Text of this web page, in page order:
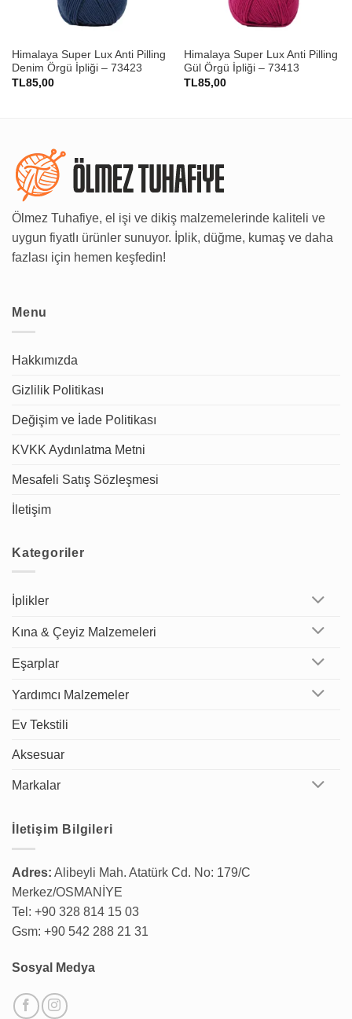
Himalaya Super Lux Anti Pilling
Denim Örgü İpliği – 73423
TL85,00
Himalaya Super Lux Anti Pilling
Gül Örgü İpliği – 73413
TL85,00
Ölmez Tuhafiye, el işi ve dikiş malzemelerinde kaliteli ve
uygun fiyatlı ürünler sunuyor. İplik, düğme, kumaş ve daha
fazlası için hemen keşfedin!
Menu
Hakkımızda
Gizlilik Politikası
Değişim ve İade Politikası
KVKK Aydınlatma Metni
Mesafeli Satış Sözleşmesi
İletişim
Kategoriler
İplikler
Kına & Çeyiz Malzemeleri
Eşarplar
Yardımcı Malzemeler
Ev Tekstili
Aksesuar
Markalar
İletişim Bilgileri
Adres: Alibeyli Mah. Atatürk Cd. No: 179/C
Merkez/OSMANİYE
Tel: +90 328 814 15 03
Gsm: +90 542 288 21 31
Sosyal Medya